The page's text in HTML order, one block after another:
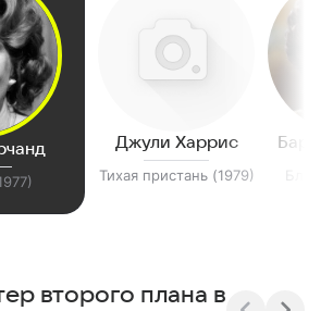
Джули Харрис
Тихая пристань (1979)
второго плана в